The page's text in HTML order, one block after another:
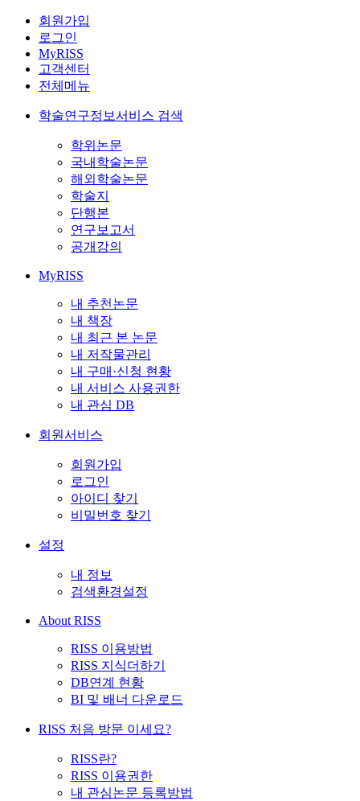
회원가입
로그인
MyRISS
고객센터
전체메뉴
학술연구정보서비스 검색
학위논문
국내학술논문
해외학술논문
학술지
단행본
연구보고서
공개강의
MyRISS
내 추천논문
내 책장
내 최근 본 논문
내 저작물관리
내 구매·신청 현황
내 서비스 사용권한
내 관심 DB
회원서비스
회원가입
로그인
아이디 찾기
비밀번호 찾기
설정
내 정보
검색환경설정
About RISS
RISS 이용방법
RISS 지식더하기
DB연계 현황
BI 및 배너 다운로드
RISS 처음 방문 이세요?
RISS란?
RISS 이용권한
내 관심논문 등록방법